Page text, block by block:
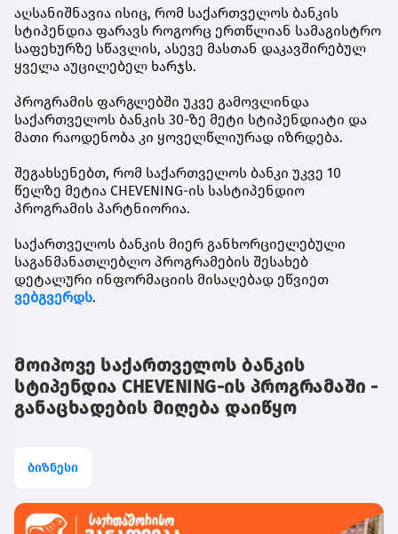
აღსანიშნავია ისიც, რომ საქართველოს ბანკის
სტიპენდია ფარავს როგორც ერთწლიან სამაგისტრო
საფეხურზე სწავლის, ასევე მასთან დაკავშირებულ
ყველა აუცილებელ ხარჯს.
პროგრამის ფარგლებში უკვე გამოვლინდა
საქართველოს ბანკის 30-ზე მეტი სტიპენდიატი და
მათი რაოდენობა კი ყოველწლიურად იზრდება.
შეგახსენებთ, რომ საქართველოს ბანკი უკვე 10
წელზე მეტია CHEVENING-ის სასტიპენდიო
პროგრამის პარტნიორია.
საქართველოს ბანკის მიერ განხორციელებული
საგანმანათლებლო პროგრამების შესახებ
დეტალური ინფორმაციის მისაღებად ეწვიეთ
ვებგვერდს.
მოიპოვე საქართველოს ბანკის
სტიპენდია CHEVENING-ის პროგრამაში -
განაცხადების მიღება დაიწყო
ბიზნესი